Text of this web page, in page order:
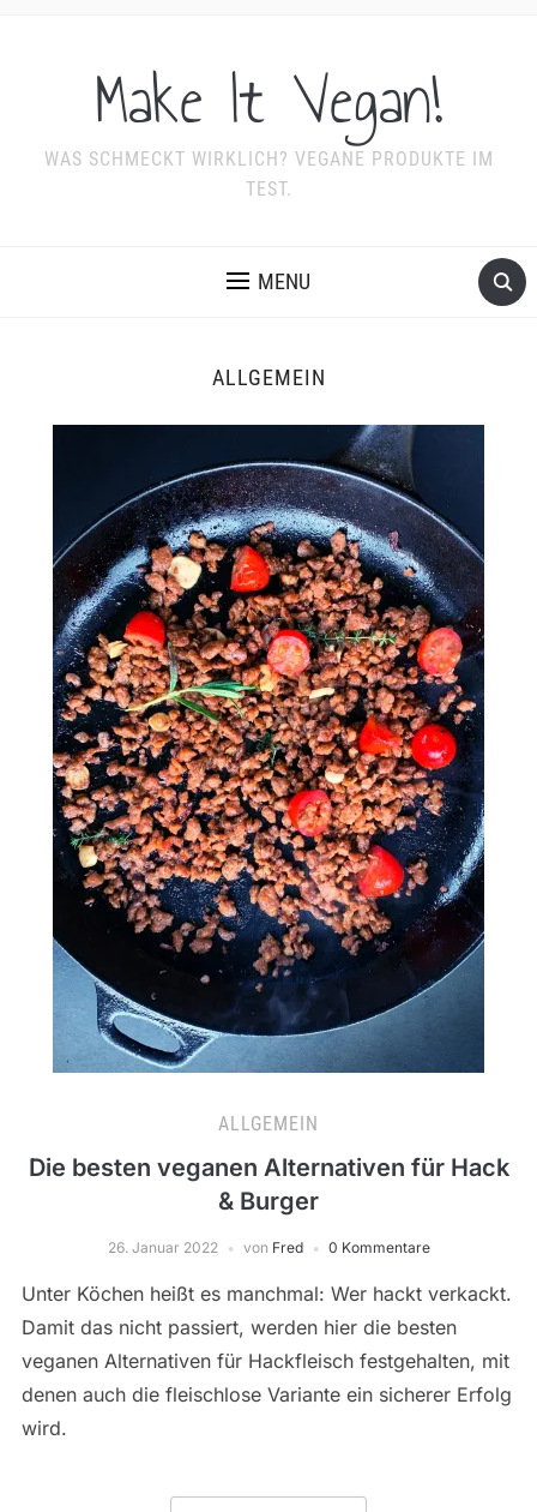
Make It Vegan!
WAS SCHMECKT WIRKLICH? VEGANE PRODUKTE IM
TEST.
MENU
ALLGEMEIN
ALLGEMEIN
Die besten veganen Alternativen für Hack
& Burger
26. Januar 2022 von Fred 0 Kommentare
Unter Köchen heißt es manchmal: Wer hackt verkackt.
Damit das nicht passiert, werden hier die besten
veganen Alternativen für Hackfleisch festgehalten, mit
denen auch die fleischlose Variante ein sicherer Erfolg
wird.